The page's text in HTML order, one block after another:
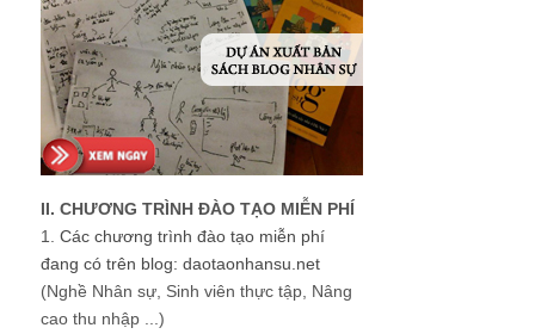
II. CHƯƠNG TRÌNH ĐÀO TẠO MIỄN PHÍ
1. Các chương trình đào tạo miễn phí
đang có trên blog: daotaonhansu.net
(Nghề Nhân sự, Sinh viên thực tập, Nâng
cao thu nhập ...)